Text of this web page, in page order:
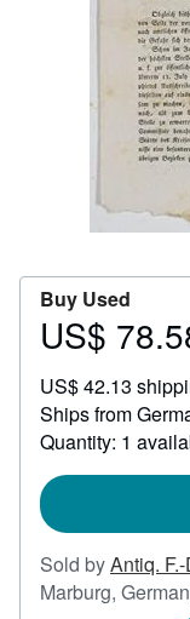
Buy Used
Price
78.58
US$
US$ 42.13
Ships from
Quantity: 1
Sold byAntiq.
Marburg,